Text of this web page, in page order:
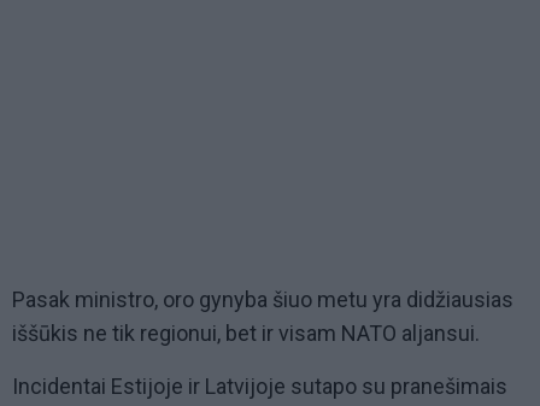
Pasak ministro, oro gynyba šiuo metu yra didžiausias
iššūkis ne tik regionui, bet ir visam NATO aljansui.
Incidentai Estijoje ir Latvijoje sutapo su pranešimais